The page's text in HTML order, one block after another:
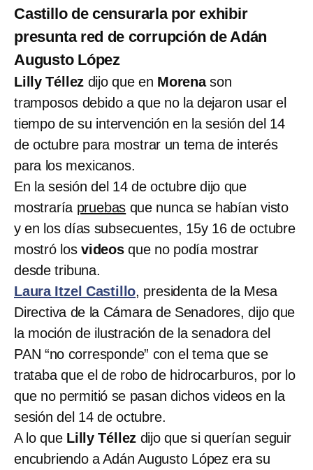
Castillo de censurarla por exhibir
presunta red de corrupción de Adán
Augusto López
Lilly Téllez dijo que en Morenason
tramposos debido a que no la dejaron usar el
tiempo de su intervención en la sesión del 14
de octubre para mostrar un tema de interés
para los mexicanos.
En la sesión del 14 de octubre dijo que
mostraría pruebas que nunca se habían visto
y en los días subsecuentes, 15y 16 de octubre
mostró losvideosque no podía mostrar
desde tribuna.
Laura Itzel Castillo, presidenta de la Mesa
Directiva de la Cámara de Senadores, dijo que
la moción de ilustración de la senadora del
PAN “no corresponde” con el tema que se
trataba que el de robo de hidrocarburos, por lo
que no permitió se pasan dichos videos en la
sesión del 14 de octubre.
A lo que Lilly Téllez dijo que si querían seguir
encubriendo a Adán Augusto López era su